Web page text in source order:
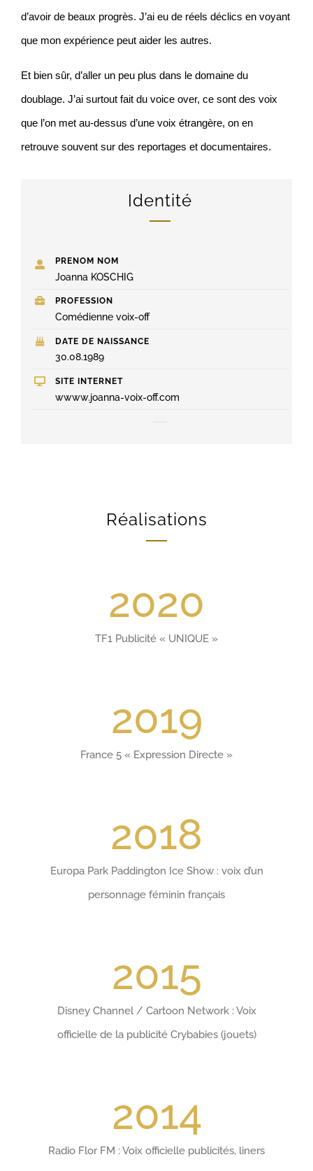
d’avoir de beaux progrès. J’ai eu de réels déclics en voyant
que mon expérience peut aider les autres.
Et bien sûr, d’aller un peu plus dans le domaine du
doublage. J’ai surtout fait du voice over, ce sont des voix
que l’on met au-dessus d’une voix étrangère, on en
retrouve souvent sur des reportages et documentaires.
Identité
PRENOM NOM
Joanna KOSCHIG
PROFESSION
Comédienne voix-off
DATE DE NAISSANCE
30.08.1989
SITE INTERNET
wwww.joanna-voix-off.com
Réalisations
2020
TF1 Publicité « UNIQUE »
2019
France 5 « Expression Directe »
2018
Europa Park Paddington Ice Show : voix d’un
personnage féminin français
2015
Disney Channel / Cartoon Network : Voix
officielle de la publicité Crybabies (jouets)
2014
Radio Flor FM : Voix officielle publicités, liners